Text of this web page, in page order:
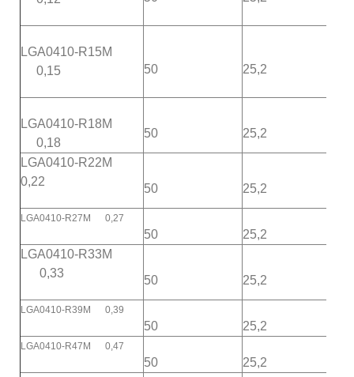
LGA0410-R15M
0,15
50 25,2
LGA0410-R18M
0,18
50 25,2
LGA0410-R22M
0,22
50 25,2
LGA0410-R27M 0,27
50 25,2
LGA0410-R33M
0,33
50 25,2
LGA0410-R39M 0,39
50 25,2
LGA0410-R47M 0,47
50 25,2